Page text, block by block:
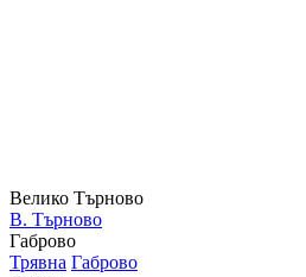
Велико Търново
В. Търново
Габрово
Трявна Габрово